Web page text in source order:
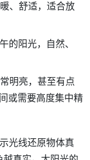
、舒适，适合放
的阳光，自然、
明亮，甚至有点
或需要高度集中精
光线还原物体真